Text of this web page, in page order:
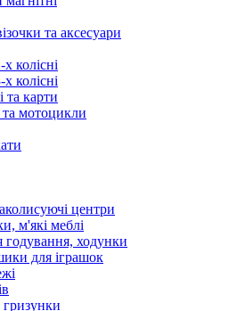
та аксесуари
колісні
колісні
та карти
мотоцикли
центри
м'які меблі
годування, ходунки
для іграшок
гризунки